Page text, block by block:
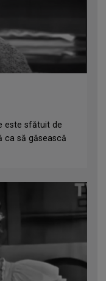
este sfătuit de
ca să găsească